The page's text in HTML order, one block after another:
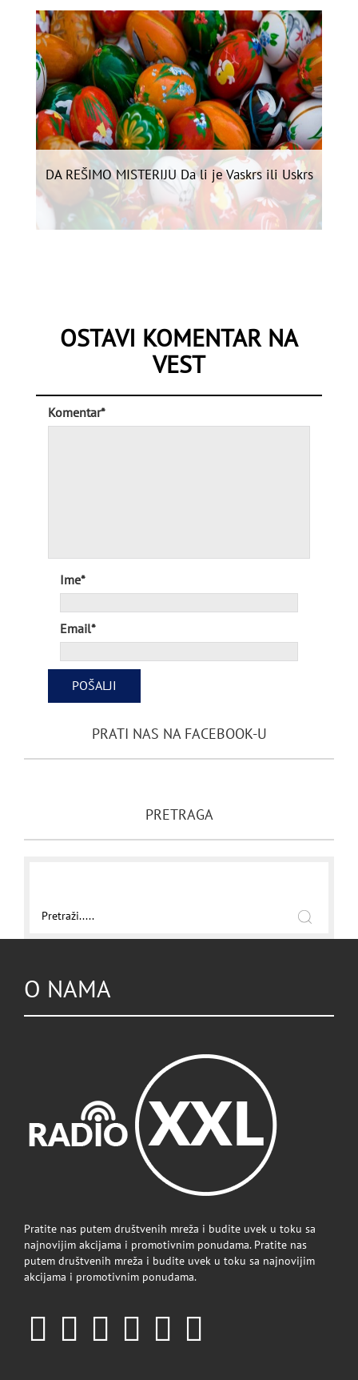
DA REŠIMO MISTERIJU Da li je Vaskrs ili Uskrs
OSTAVI KOMENTAR NA
VEST
Komentar*
Ime*
Email*
PRATI NAS NA FACEBOOK-U
PRETRAGA
O NAMA
Pratite nas putem društvenih mreža i budite uvek u toku sa
najnovijim akcijama i promotivnim ponudama. Pratite nas
putem društvenih mreža i budite uvek u toku sa najnovijim
akcijama i promotivnim ponudama.